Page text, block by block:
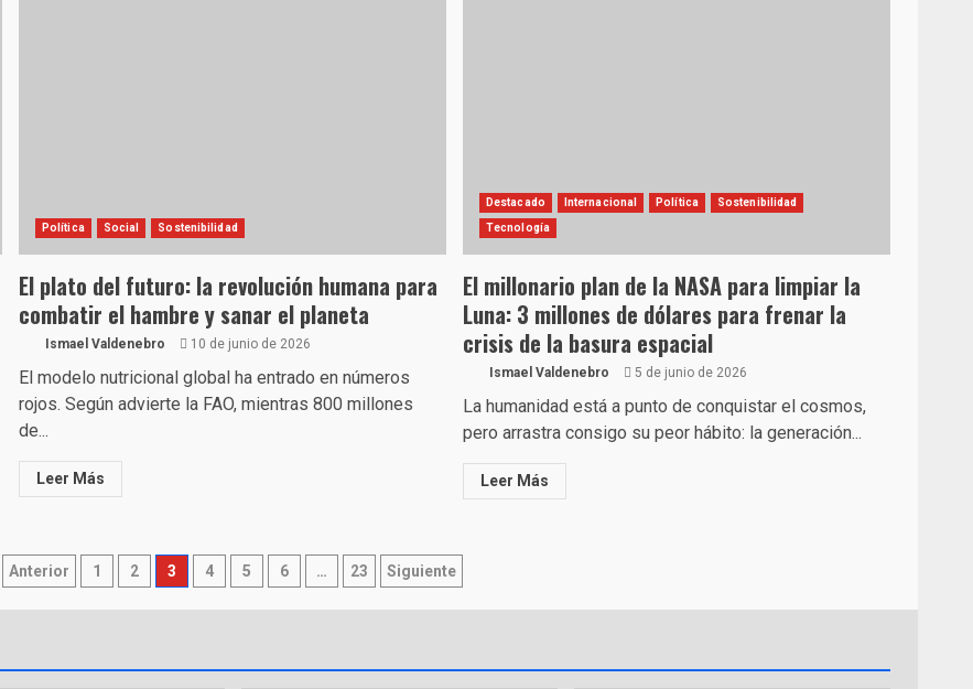
Política Social Sostenibilidad
El plato del futuro: la revolución humana para
combatir el hambre y sanar el planeta
Ismael Valdenebro 10 de junio de 2026
El modelo nutricional global ha entrado en números
rojos. Según advierte la FAO, mientras 800 millones
de...
Leer Más
Destacado Internacional Política Sostenibilidad
Tecnología
El millonario plan de la NASA para limpiar la
Luna: 3 millones de dólares para frenar la
crisis de la basura espacial
Ismael Valdenebro 5 de junio de 2026
La humanidad está a punto de conquistar el cosmos,
pero arrastra consigo su peor hábito: la generación...
Leer Más
Paginación
de
entradas
Anterior 1 2 3 4 5 6 … 23 Siguiente